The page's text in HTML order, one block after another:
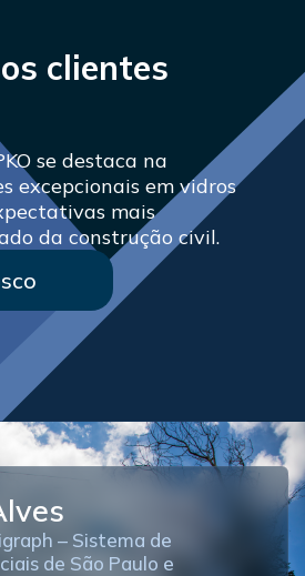
clientes
se destaca na
excepcionais em vidros
mais
da construção civil.
– Sistema de
de São Paulo e